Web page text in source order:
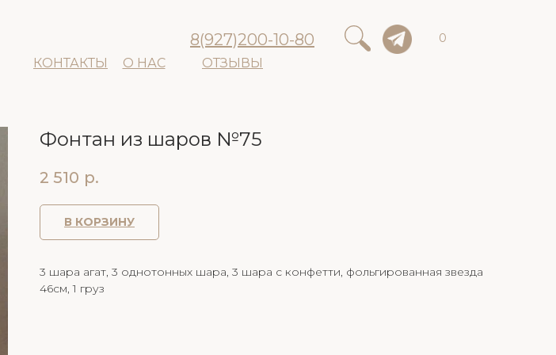
КОНТАКТЫ О НАС ОТЗЫВЫ
8(927)200-10-80 0
Фонтан из шаров №75
2 510 р.
В КОРЗИНУ
3 шара агат, 3 однотонных шара, 3 шара с конфетти, фольгированная звезда
46см, 1 груз